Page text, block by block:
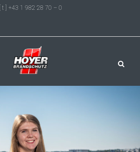
[ t ] +43 1 982 28 70 – 0